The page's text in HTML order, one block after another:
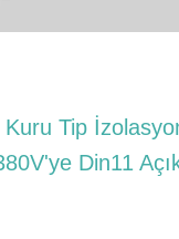
Kuru Tip
Din11